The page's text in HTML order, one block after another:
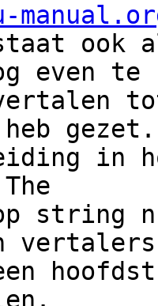
ook
even te
vertalen
heb
in